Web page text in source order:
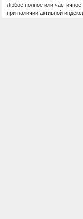
Любое полное или
при наличии активной